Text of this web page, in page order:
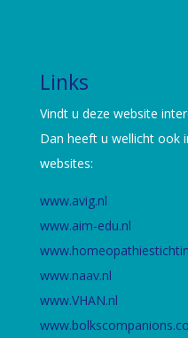
Links
Vindt u deze website
Dan heeft u wellicht ook
websites:
www.avig.nl
www.aim-edu.nl
www.naav.nl
www.VHAN.nl